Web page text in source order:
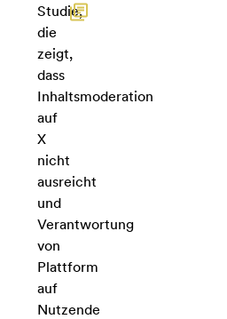
Studie,
die
zeigt,
dass
Inhaltsmoderation
auf
X
nicht
ausreicht
und
Verantwortung
von
Plattform
auf
Nutzende